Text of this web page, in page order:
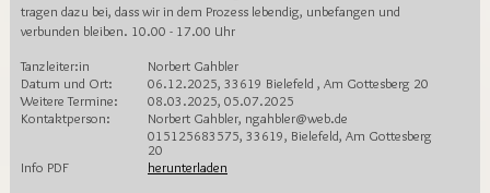
tragen dazu bei, dass wir in dem Prozess lebendig, unbefangen und
verbunden bleiben. 10.00 - 17.00 Uhr
Tanzleiter:in
Norbert Gahbler
Datum und Ort:
06.12.2025, 33619 Bielefeld , Am Gottesberg 20
Weitere Termine:
08.03.2025, 05.07.2025
Kontaktperson:
Norbert Gahbler, ngahbler@web.de
015125683575, 33619, Bielefeld, Am Gottesberg
20
Info PDF
herunterladen